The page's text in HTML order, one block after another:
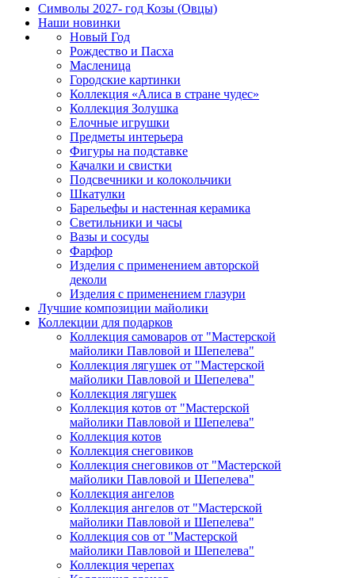
Символы 2027- год Козы (Овцы)
Наши новинки
Новый Год
Рождество и Пасха
Масленица
Городские картинки
Коллекция «Алиса в стране чудес»
Коллекция Золушка
Елочные игрушки
Предметы интерьера
Фигуры на подставке
Качалки и свистки
Подсвечники и колокольчики
Шкатулки
Барельефы и настенная керамика
Светильники и часы
Вазы и сосуды
Фарфор
Изделия с применением авторской
деколи
Изделия с применением глазури
Лучшие композиции майолики
Коллекции для подарков
Коллекция самоваров от "Мастерской
майолики Павловой и Шепелева"
Коллекция лягушек от "Мастерской
майолики Павловой и Шепелева"
Коллекция лягушек
Коллекция котов от "Мастерской
майолики Павловой и Шепелева"
Коллекция котов
Коллекция снеговиков
Коллекция снеговиков от "Мастерской
майолики Павловой и Шепелева"
Коллекция ангелов
Коллекция ангелов от "Мастерской
майолики Павловой и Шепелева"
Коллекция сов от "Мастерской
майолики Павловой и Шепелева"
Коллекция черепах